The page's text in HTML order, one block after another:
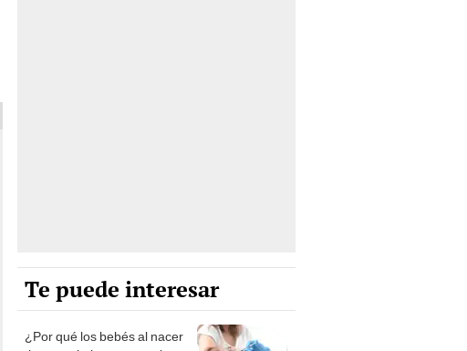
Te puede interesar
¿Por qué los bebés al nacer